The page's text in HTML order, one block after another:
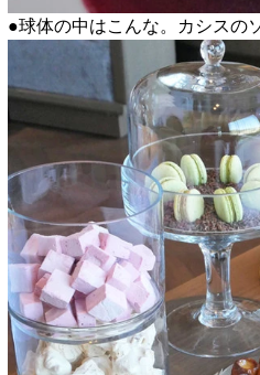
●球体の中はこんな。カシスの